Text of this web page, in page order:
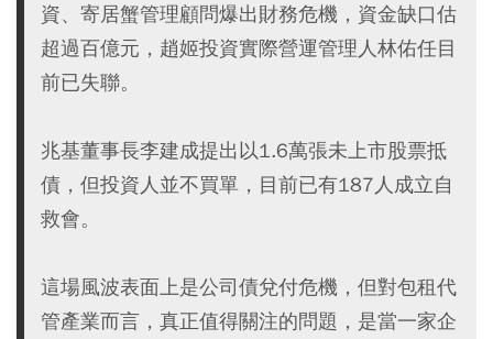
資、寄居蟹管理顧問爆出財務危機，資金缺口估
超過百億元，趙姬投資實際營運管理人林佑任目
前已失聯。
兆基董事長李建成提出以1.6萬張未上市股票抵
債，但投資人並不買單，目前已有187人成立自
救會。
這場風波表面上是公司債兌付危機，但對包租代
管產業而言，真正值得關注的問題，是當一家企